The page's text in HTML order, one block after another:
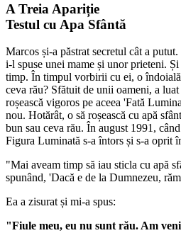
A Treia Apariție
Testul cu Apa Sfântă
Marcos și-a păstrat secretul cât a
i-l spuse unei mame și unor prieteni.
timp. În timpul vorbirii cu ei, o
ceva rău? Sfătuit de unii oameni, a luat
roșească vigoros pe aceea 'Fată
nou. Hotărât, o să roșească cu apă
bun sau ceva rău. În august 1991,
Figura Luminată s-a întors și s-a oprit
"Mai aveam timp să iau sticla cu apă
spunând, 'Dacă e de la Dumnezeu,
Ea a zisurat și mi-a spus:
"Fiule meu, eu nu sunt rău. Am